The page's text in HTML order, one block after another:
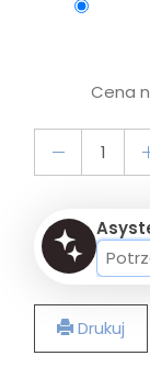
Cena
Drukuj